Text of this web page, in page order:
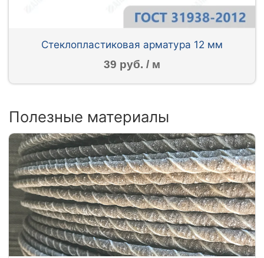
Стеклопластиковая арматура 12 мм
39 руб. / м
Полезные материалы